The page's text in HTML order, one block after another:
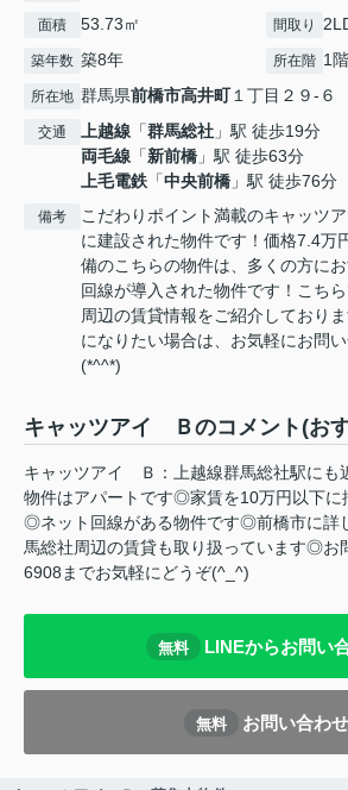
面積 53.73㎡ 間取り
築年数 築8年 所在階 1
所在地 群馬県前橋市高井町１丁目２９-６
交通 上越線 「群馬総社 」駅 徒歩19分
両毛線 「新前橋 」駅 徒歩63分
上毛電鉄 「中央前橋 」駅 徒歩76分
備考
こだわりポイント満載のキャッツ
に建設された物件です！価格7.4万
備のこちらの物件は、多くの方に
回線が導入された物件です！こち
周辺の賃貸情報をご紹介しており
になりたい場合は、お気軽にお問
(*^^*)
キャッツアイ Ｂのコメント(お
キャッツアイ Ｂ：上越線群馬総社駅にも
物件はアパートです◎家賃を10万円以下に
◎ネット回線がある物件です◎前橋市に詳
馬総社周辺の賃貸も取り扱っています◎お
6908までお気軽にどうぞ(^_^)
無料 LINEからお問い
無料 お問い合わせ